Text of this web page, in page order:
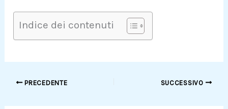
Indice dei contenuti
PRECEDENTE SUCCESSIVO